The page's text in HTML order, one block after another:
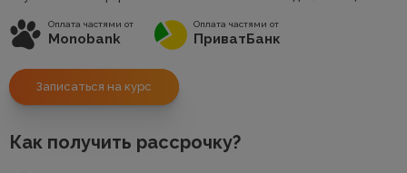
Оплата частями от
Monobank
Оплата частями от
ПриватБанк
Записаться на курс
Как получить рассрочку?